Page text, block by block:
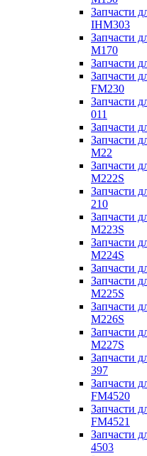
Запчасти
IHM303
Запчасти
M170
Запчасти
Запчасти
FM230
Запчасти
011
Запчасти
Запчасти
M22
Запчасти
M222S
Запчасти
210
Запчасти
M223S
Запчасти
M224S
Запчасти
Запчасти
M225S
Запчасти
M226S
Запчасти
M227S
Запчасти
397
Запчасти
FM4520
Запчасти
FM4521
Запчасти
4503